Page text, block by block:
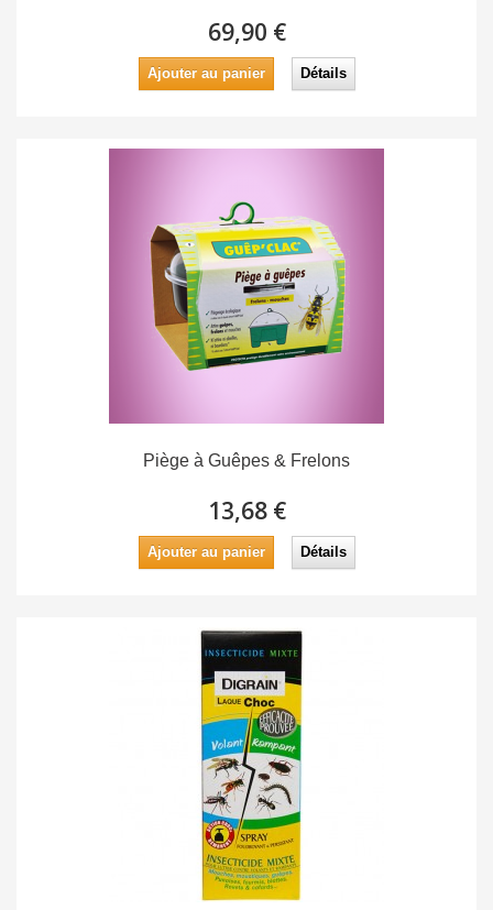
69,90 €
Ajouter au panier Détails
Piège à Guêpes & Frelons
13,68 €
Ajouter au panier Détails